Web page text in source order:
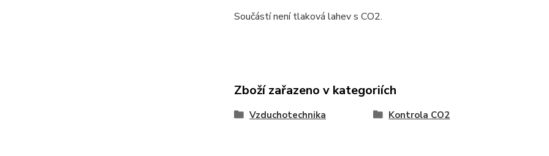
Součástí není tlaková lahev s CO2.
Zboží zařazeno v kategoriích
Vzduchotechnika Kontrola CO2